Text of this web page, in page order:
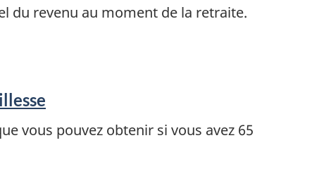
du revenu au moment de la retraite.
vous pouvez obtenir si vous avez 65